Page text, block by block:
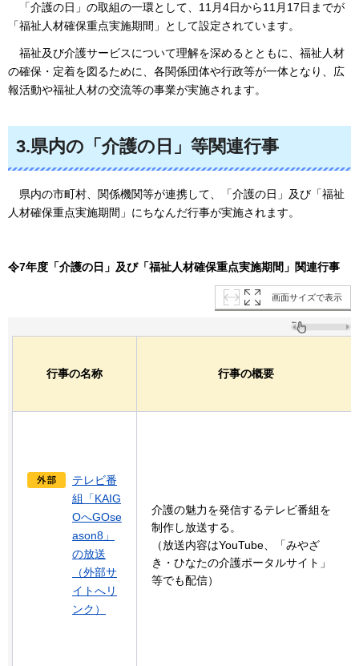
「介護の日」 の取組の一環として、11月4日から11月17日までが
「福祉人材確保重点実施期間」として設定されています。
福祉及び介護サービスについて理解を深めるとともに、福祉人材
の確保・定着を図るために、各関係団体や行政等が一体となり、広
報活動や福祉人材の交流等の事業が実施されます。
3.県内の「介護の日」等関連行事
県内の市町村 、関係機関等が連携して、「介護の日」及び「福祉
人材確保重点実施期間」にちなんだ行事が実施されます。
令7年度「介護の日」及び「福祉人材確保重点実施期間」関連行事
画面サイズで表示
行事の名称 行事の概要
テレビ番
組「KAIG
OへGOse
ason8」
の放送
（外部サ
イトへリ
ンク）
介護の魅力を発信するテレビ番組を
制作し放送する。
（放送内容はYouTube、「みやざ
き・ひなたの介護ポータルサイト」
等でも配信）